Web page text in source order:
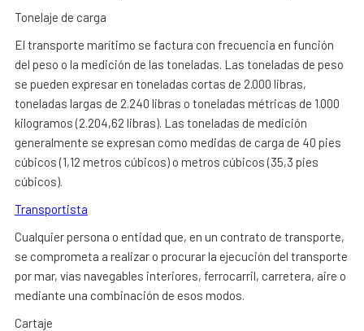
Tonelaje de carga
El transporte marítimo se factura con frecuencia en función
del peso o la medición de las toneladas. Las toneladas de peso
se pueden expresar en toneladas cortas de 2.000 libras,
toneladas largas de 2.240 libras o toneladas métricas de 1.000
kilogramos (2.204,62 libras). Las toneladas de medición
generalmente se expresan como medidas de carga de 40 pies
cúbicos (1,12 metros cúbicos) o metros cúbicos (35,3 pies
cúbicos).
Transportista
Cualquier persona o entidad que, en un contrato de transporte,
se comprometa a realizar o procurar la ejecución del transporte
por mar, vías navegables interiores, ferrocarril, carretera, aire o
mediante una combinación de esos modos.
Cartaje